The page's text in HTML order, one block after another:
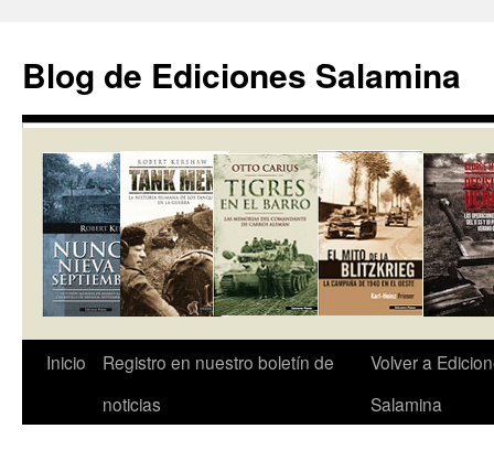
contenido
Blog de Ediciones Salamina
Inicio
Registro en nuestro boletín de
noticias
Volver a
Salamina